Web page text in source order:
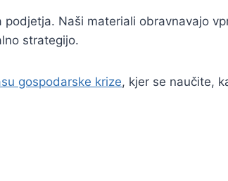
Naši materiali obravnavajo
strategijo.
gospodarske krize, kjer se naučite,